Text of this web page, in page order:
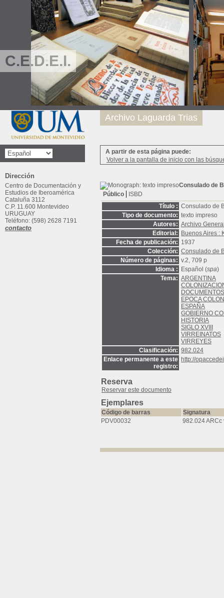
C.E.D.E.I.
A partir de esta página puede:
Volver a la pantalla de inicio con las
Consulado de
Público
ISBD
Título : Consulado de
Tipo de documento: texto impreso
Autores: Archivo
Editorial:
Buenos Aires :
Fecha de publicación: 1937
Colección: Consulado de
Número de páginas: v.2, 709 p
Idioma :
Español (spa)
Tema: ARGENTINA
DOCUMENTOS
EPOCA
ESPAÑA
GOBIERNO
HISTORIA
SIGLO XVIII
VIRREINATOS
VIRREYES
Clasificación: 982.024
Enlace permanente a este
registro:
http://
Reserva
Reservar este documento
Ejemplares
Código de barras
Signatura
PDV00032
982.024 ARCc
Archivo Laguarda Trias
Dirección
Centro de Documentación y
Estudios de Iberoamérica
Cataluña 3112
C.P. 11.600 Montevideo
URUGUAY
Teléfono: (598) 2628 7191
contacto